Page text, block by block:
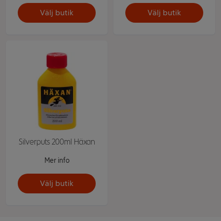
Välj butik Välj butik
Silverputs 200ml Häxan
Mer info
Välj butik